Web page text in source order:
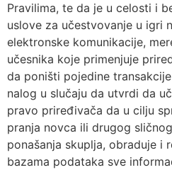
Pravilima, te da je u celosti i
uslove za učestvovanje u igri
elektronske komunikacije,
učesnika koje primenjuje
da poništi pojedine
nalog u slučaju da utvrdi da
pravo priređivača da u cilju
pranja novca ili drugog
ponašanja skuplja, obraduje i
bazama podataka sve